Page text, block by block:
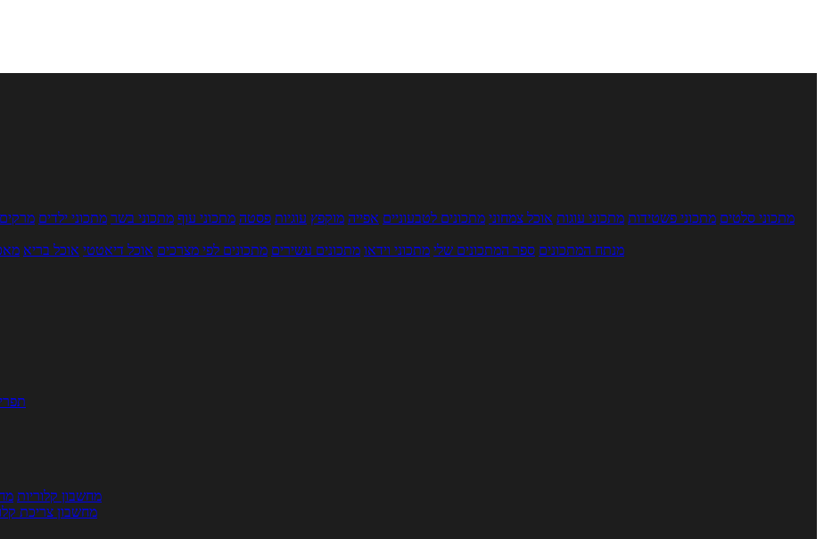
מתכוני סלטים מתכוני פשטידות מתכוני עוגות אוכל צמחוני מתכונים לטבעוניים אפייה מוקפץ עוגיות פסטה מתכוני עוף מתכוני בשר מתכוני ילדים מרקים
מנתח המתכונים ספר המתכונים שלי מתכוני וידאו מתכונים עשירים מתכונים לפי מצרכים אוכל דיאטטי אוכל בריא
מחשבון קלוריות
מחשבון צריכת